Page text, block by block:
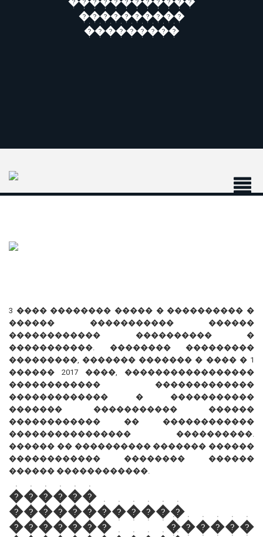
����������
���������
3 ���� �������� ����� � ���������� �
������ ����������� ������
������������ ���������� �
�����������. �������� ���������
���������, ������� ������� � ���� � 1
������ 2017 ����, �����������������
������������ �������������
������������� � �����������
������� ����������� ������
������������ �� ������������
���������������� ����������.
������ �� ���������� ������� ������
������������ �������� ������
������ ������������.
������
������������
������� ������